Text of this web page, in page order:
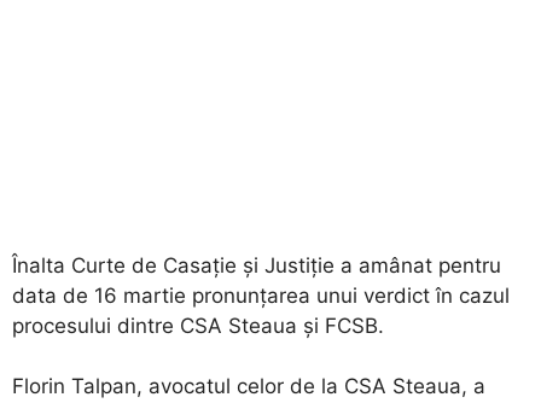
Înalta Curte de Casație și Justiție a amânat pentru
data de 16 martie pronunțarea unui verdict în cazul
procesului dintre CSA Steaua și FCSB.
Florin Talpan, avocatul celor de la CSA Steaua, a